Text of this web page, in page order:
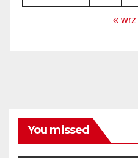
« wrz
You missed